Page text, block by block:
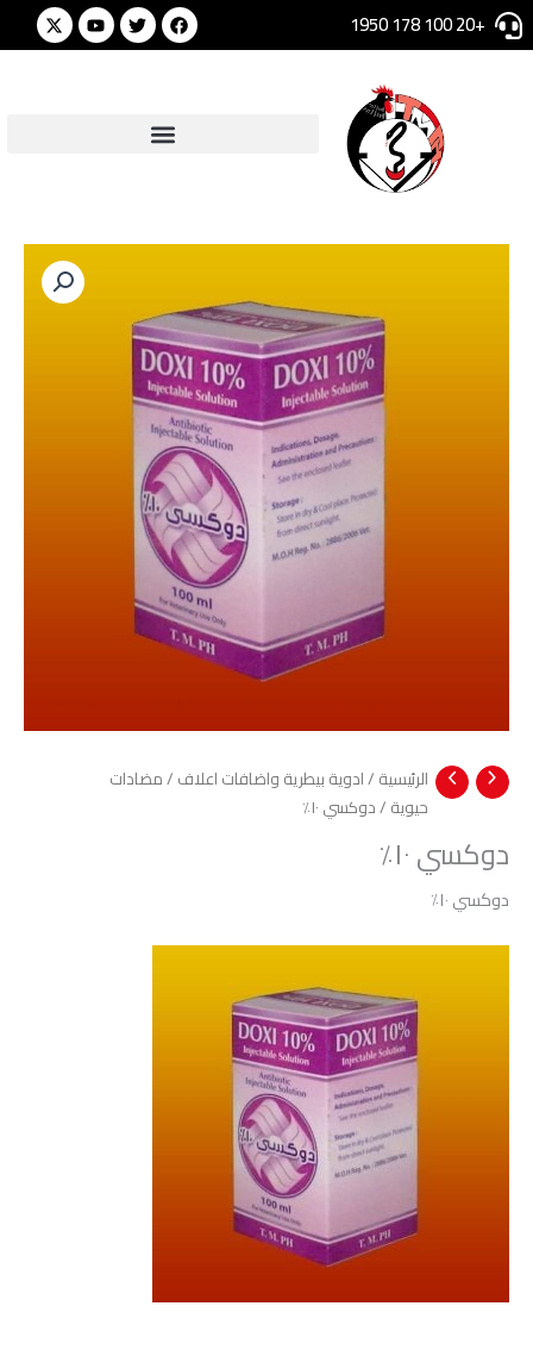
تخطي
إلى
+20 100 178 1950
Facebook
Twitter
Youtube
الرئيسية /ادوية بيطرية واضافات اعلاف /مضادات
حيوية / دوكسي ۱۰٪
دوكسي ۱۰٪
دوكسي ۱۰٪